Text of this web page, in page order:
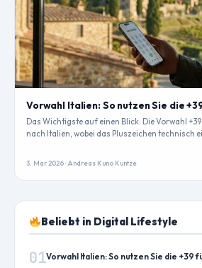
Vorwahl Italien: So nutzen Sie die
Das Wichtigste auf einen Blick: Die Vorwahl
nach Italien, wobei das Pluszeichen technisch
3. Mar 2026 · Andreas Kuno Kuntze
Beliebt in Digital Lifestyle
01Vorwahl Italien: So nutzen Sie die +39